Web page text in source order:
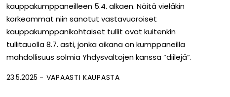
kauppakumppaneilleen 5.4. alkaen. Näitä vieläkin
korkeammat niin sanotut vastavuoroiset
kauppakumppanikohtaiset tullit ovat kuitenkin
tullitauolla 8.7. asti, jonka aikana on kumppaneilla
mahdollisuus solmia Yhdysvaltojen kanssa ”diilejä”.
23.5.2025 VAPAASTI KAUPASTA